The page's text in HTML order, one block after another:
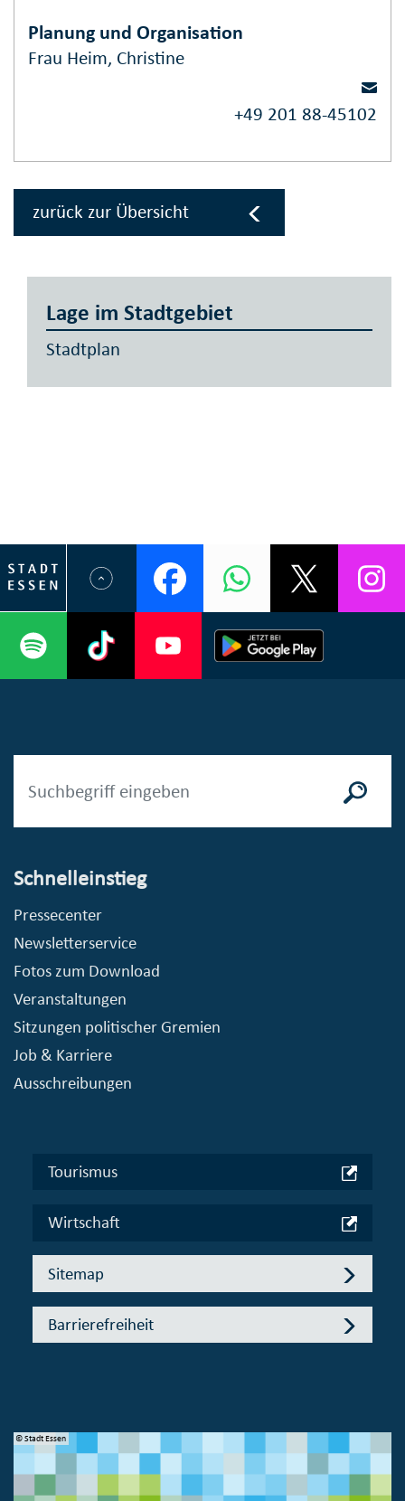
Planung und Organisation
Frau Heim, Christine
+49 201 88-45102
zurück zur Übersicht
Lage im Stadtgebiet
Stadtplan
Schnelleinstieg
Pressecenter
Newsletterservice
Fotos zum Download
Veranstaltungen
Sitzungen politischer Gremien
Job & Karriere
Ausschreibungen
Tourismus
Wirtschaft
Sitemap
Barrierefreiheit
© Stadt Essen